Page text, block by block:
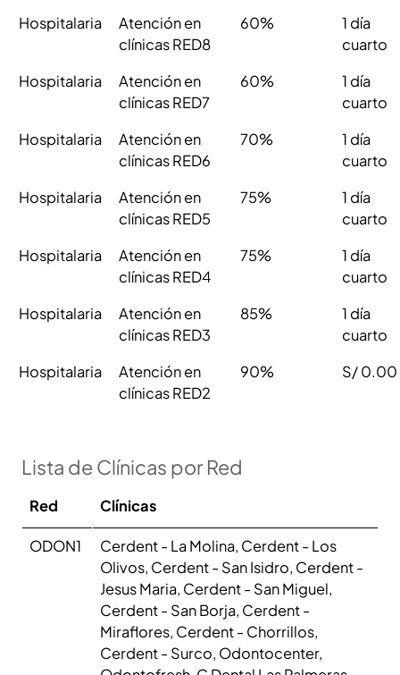
Hospitalaria
Atención en
clínicas RED8
60%
1 día
cuarto
Hospitalaria
Atención en
clínicas RED7
60%
1 día
cuarto
Hospitalaria
Atención en
clínicas RED6
70%
1 día
cuarto
Hospitalaria
Atención en
clínicas RED5
75%
1 día
cuarto
Hospitalaria
Atención en
clínicas RED4
75%
1 día
cuarto
Hospitalaria
Atención en
clínicas RED3
85%
1 día
cuarto
Hospitalaria
Atención en
clínicas RED2
90% S/ 0.00
Lista de Clínicas por Red
Red Clínicas
ODON1
Cerdent - La Molina, Cerdent - Los
Olivos, Cerdent - San Isidro, Cerdent -
Jesus Maria, Cerdent - San Miguel,
Cerdent - San Borja, Cerdent -
Miraflores, Cerdent - Chorrillos,
Cerdent - Surco, Odontocenter,